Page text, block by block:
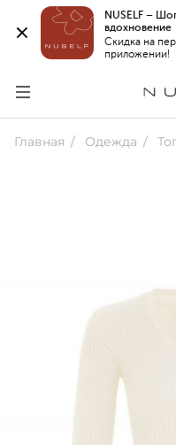
NUSELF –
вдохновение
Скидка на
приложении!
Главная Одежда